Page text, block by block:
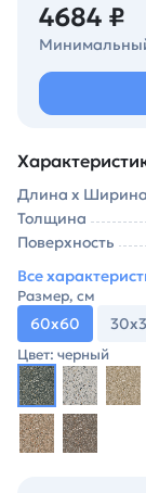
4684 ₽
Минимальный
Длина х
Толщина
Поверхность
Все
Размер, см
60х60
Цвет: черный